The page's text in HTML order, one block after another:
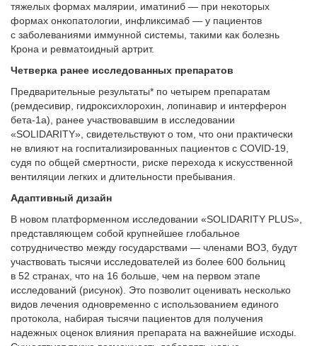
тяжелых формах малярии, иматиниб — при некоторых
формах онкопатологии, инфликсимаб — у пациентов
с заболеваниями иммунной системы, такими как болезнь
Крона и ревматоидный артрит.
Четверка ранее исследованных препаратов
Предварительные результаты* по четырем препаратам
(ремдесивир, гидроксихлорохин, лопинавир и интерферон
бета-1a), ранее участвовавшим в исследовании
«SOLIDARITY», свидетельствуют о том, что они практически
не влияют на госпитализированных пациентов с COVID-19,
судя по общей смертности, риске перехода к искусственной
вентиляции легких и длительности пребывания.
Адаптивный дизайн
В новом платформенном исследовании «SOLIDARITY PLUS»,
представляющем собой крупнейшее глобальное
сотрудничество между государствами — членами ВОЗ, будут
участвовать тысячи исследователей из более 600 больниц
в 52 странах, что на 16 больше, чем на первом этапе
исследований (рисунок). Это позволит оценивать несколько
видов лечения одновременно с использованием единого
протокола, набирая тысячи пациентов для получения
надежных оценок влияния препарата на важнейшие исходы.